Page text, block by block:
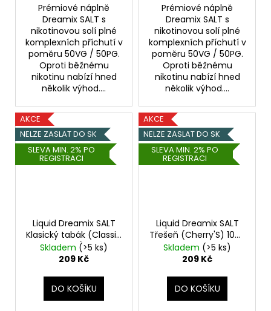
Prémiové náplně
Dreamix SALT s
nikotinovou solí plné
komplexních příchutí v
poměru 50VG / 50PG.
Oproti běžnému
nikotinu nabízí hned
několik výhod....
Prémiové náplně
Dreamix SALT s
nikotinovou solí plné
komplexních příchutí v
poměru 50VG / 50PG.
Oproti běžnému
nikotinu nabízí hned
několik výhod....
AKCE
NELZE ZASLAT DO SK
SLEVA MIN. 2% PO
REGISTRACI
Liquid Dreamix SALT
Klasický tabák (Classic
Tobacco'S) 10ml -
20mg
Skladem (>5 ks)
209 Kč
DO KOŠÍKU
AKCE
NELZE ZASLAT DO SK
SLEVA MIN. 2% PO
REGISTRACI
Liquid Dreamix SALT
Třešeň (Cherry'S) 10ml
- 20mg
Skladem (>5 ks)
209 Kč
DO KOŠÍKU